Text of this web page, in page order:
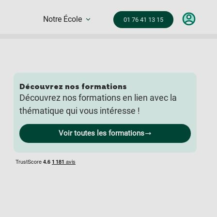
Notre École 01 76 41 13 15
Découvrez nos formations
Découvrez nos formations en lien avec la
thématique qui vous intéresse !
Voir toutes les formations